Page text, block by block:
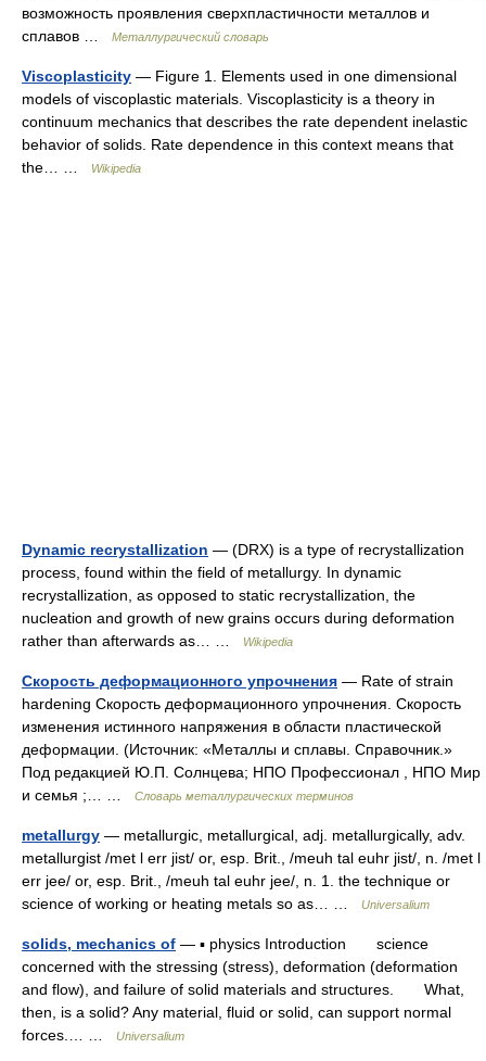
возможность проявления сверхпластичности металлов и
сплавов …
Металлургический словарь
Viscoplasticity — Figure 1. Elements used in one dimensional
models of viscoplastic materials. Viscoplasticity is a theory in
continuum mechanics that describes the rate dependent inelastic
behavior of solids. Rate dependence in this context means that
the… …
Wikipedia
Dynamic recrystallization — (DRX) is a type of recrystallization
process, found within the field of metallurgy. In dynamic
recrystallization, as opposed to static recrystallization, the
nucleation and growth of new grains occurs during deformation
rather than afterwards as… …
Wikipedia
Скорость деформационного упрочнения — Rate of strain
hardening Скорость деформационного упрочнения. Скорость
изменения истинного напряжения в области пластической
деформации. (Источник: «Металлы и сплавы. Справочник.»
Под редакцией Ю.П. Солнцева; НПО Профессионал , НПО Мир
и семья ;… …
Словарь металлургических терминов
metallurgy — metallurgic, metallurgical, adj. metallurgically, adv.
metallurgist /met l err jist/ or, esp. Brit., /meuh tal euhr jist/, n. /met l
err jee/ or, esp. Brit., /meuh tal euhr jee/, n. 1. the technique or
science of working or heating metals so as… …
Universalium
solids, mechanics of — ▪ physics Introduction science
concerned with the stressing (stress), deformation (deformation
and flow), and failure of solid materials and structures. What,
then, is a solid? Any material, fluid or solid, can support normal
forces.… …
Universalium